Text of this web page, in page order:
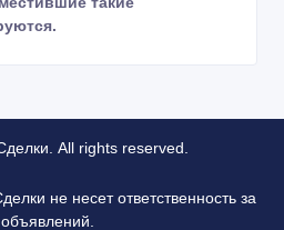
All rights reserved.
не несет ответственность за